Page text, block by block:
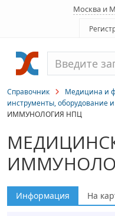
Москва и
Справочник Медицина и
инструменты, оборудование
ИММУНОЛОГИЯ НПЦ
Информация На